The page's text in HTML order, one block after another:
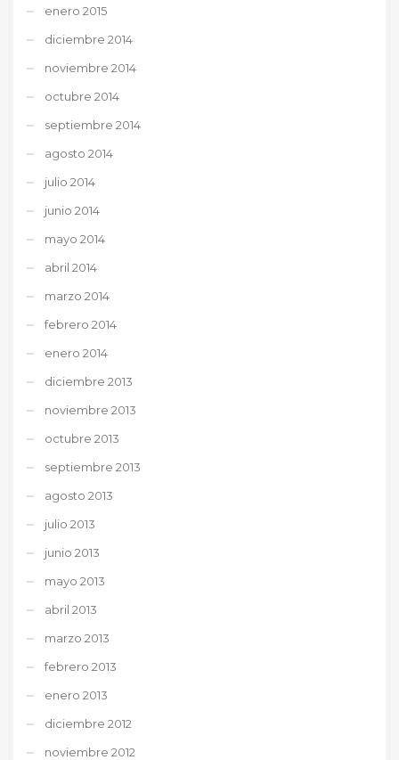
enero 2015
diciembre 2014
noviembre 2014
octubre 2014
septiembre 2014
agosto 2014
julio 2014
junio 2014
mayo 2014
abril 2014
marzo 2014
febrero 2014
enero 2014
diciembre 2013
noviembre 2013
octubre 2013
septiembre 2013
agosto 2013
julio 2013
junio 2013
mayo 2013
abril 2013
marzo 2013
febrero 2013
enero 2013
diciembre 2012
noviembre 2012